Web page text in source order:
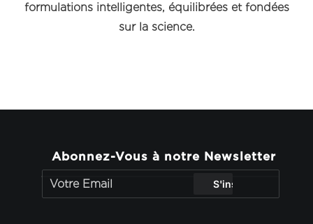
formulations intelligentes, équilibrées et fondées
sur la science.
Abonnez-Vous à notre Newsletter